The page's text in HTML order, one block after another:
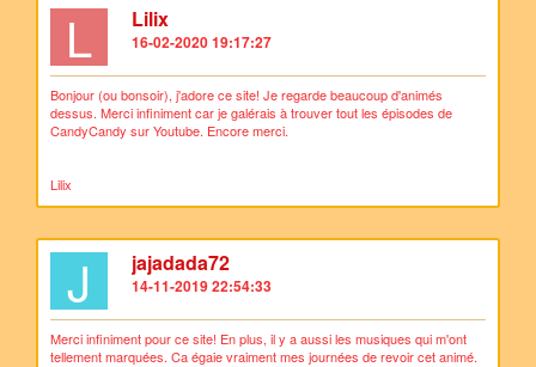
L Lilix
16-02-2020 19:17:27
Bonjour (ou bonsoir), j'adore ce site! Je regarde beaucoup d'animés
dessus. Merci infiniment car je galérais à trouver tout les épisodes de
CandyCandy sur Youtube. Encore merci.
Lilix
J jajadada72
14-11-2019 22:54:33
Merci infiniment pour ce site! En plus, il y a aussi les musiques qui m'ont
tellement marquées. Ca égaie vraiment mes journées de revoir cet animé.